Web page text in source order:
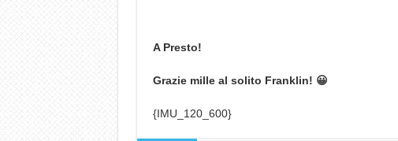
A Presto!
Grazie mille al solito Franklin! 😀
{IMU_120_600}